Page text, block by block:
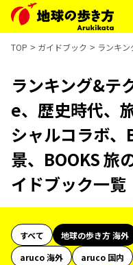
TOP ガイドブック ランキ
ランキング&テ
e、歴史時代、
シャルコラボ、
景、BOOKS 旅
イドブック一覧
すべて 地球の歩き方 海外
aruco 海外
aruco 国内